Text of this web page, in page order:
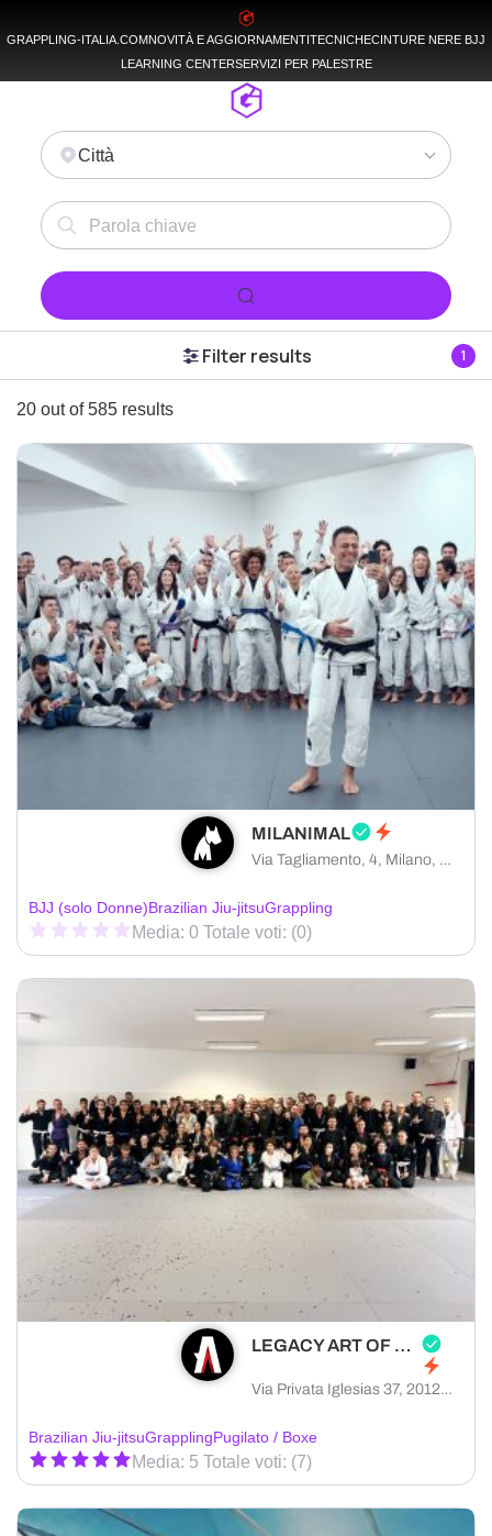
GRAPPLING-ITALIA.COMNOVITÀ E AGGIORNAMENTITECNICHECINTURE NERE BJJ
LEARNING CENTERSERVIZI PER PALESTRE
Città
Filter results 1
20 out of 585 results
MILANIMAL
Via Tagliamento, 4, Milano, MI
BJJ (solo Donne)Brazilian Jiu-jitsuGrappling
Media: 0 Totale voti: (0)
LEGACY ART OF FIGHTING
Via Privata Iglesias 37, 20128 Milano città metropolitana di Milano, Italia
Brazilian Jiu-jitsuGrapplingPugilato / Boxe
Media: 5 Totale voti: (7)